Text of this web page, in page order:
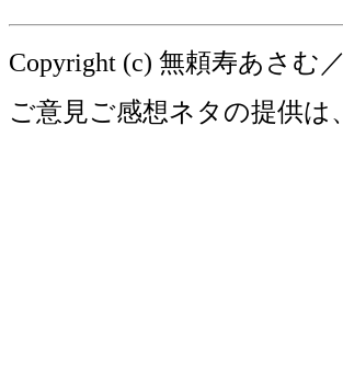
Copyright (c) 無頼寿あさむ
ご意見ご感想ネタの提供は、